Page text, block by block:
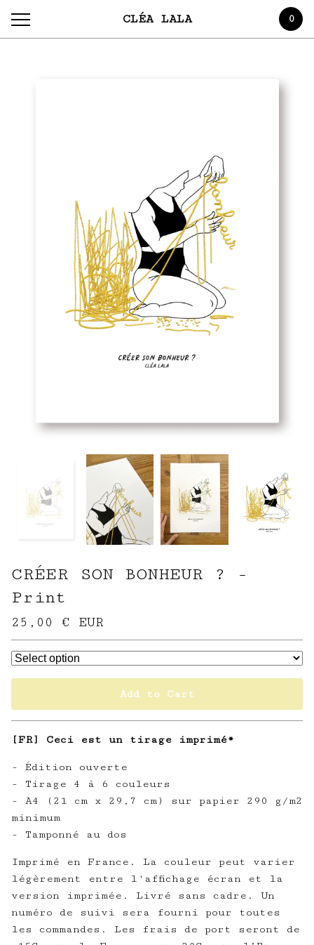
CLÉA LALA 0
CRÉER SON BONHEUR ? -
Print
25,00 € EUR
Add to Cart
[FR] Ceci est un tirage imprimé*
- Édition ouverte
- Tirage 4 à 6 couleurs
- A4 (21 cm x 29,7 cm) sur papier 290 g/m2
minimum
- Tamponné au dos
Imprimé en France. La couleur peut varier
légèrement entre l'affichage écran et la
version imprimée. Livré sans cadre. Un
numéro de suivi sera fourni pour toutes
les commandes. Les frais de port seront de